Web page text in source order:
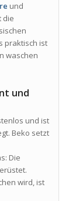
und
die
praktisch ist
waschen
und
und ist
Beko setzt
Die
wird, ist